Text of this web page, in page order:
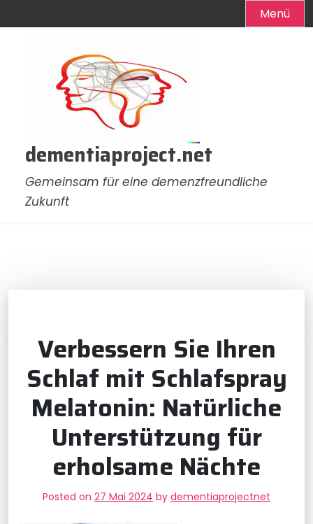
Menü
dementiaproject.net
Gemeinsam für eine demenzfreundliche
Zukunft
Verbessern Sie Ihren
Schlaf mit Schlafspray
Melatonin: Natürliche
Unterstützung für
erholsame Nächte
Posted on 27 Mai 2024 by dementiaprojectnet